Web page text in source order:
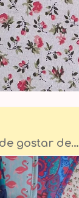
gostar de…